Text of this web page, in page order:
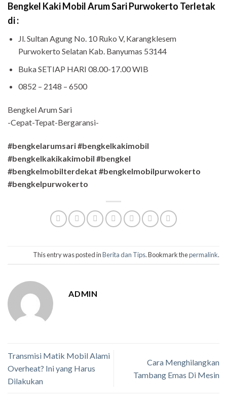
Bengkel Kaki Mobil Arum Sari Purwokerto Terletak
di :
Jl. Sultan Agung No. 10 Ruko V, Karangklesem
Purwokerto Selatan Kab. Banyumas 53144
Buka SETIAP HARI 08.00-17.00 WIB
0852 – 2148 – 6500
Bengkel Arum Sari
-Cepat-Tepat-Bergaransi-
#bengkelarumsari #bengkelkakimobil
#bengkelkakikakimobil #bengkel
#bengkelmobilterdekat #bengkelmobilpurwokerto
#bengkelpurwokerto
This entry was posted inBerita dan Tips. Bookmark thepermalink.
ADMIN
Transmisi Matik Mobil Alami
Overheat? Ini yang Harus
Dilakukan
Cara Menghilangkan
Tambang Emas Di Mesin